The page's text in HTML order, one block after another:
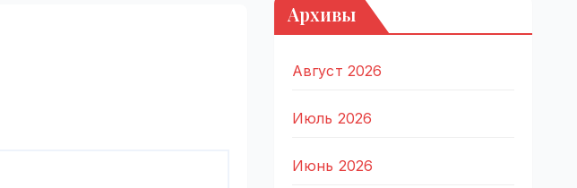
Архивы
Август 2026
Июль 2026
Июнь 2026